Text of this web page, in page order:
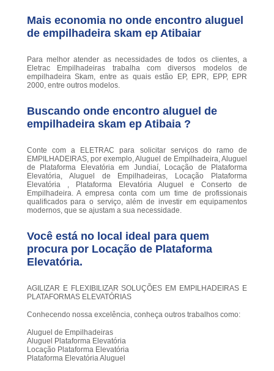
Mais economia no onde encontro aluguel
de empilhadeira skam ep Atibaiar
Para melhor atender as necessidades de todos os clientes, a
Eletrac Empilhadeiras trabalha com diversos modelos de
empilhadeira Skam, entre as quais estão EP, EPR, EPP, EPR
2000, entre outros modelos.
Buscando onde encontro aluguel de
empilhadeira skam ep Atibaia ?
Conte com a ELETRAC para solicitar serviços do ramo de
EMPILHADEIRAS, por exemplo, Aluguel de Empilhadeira, Aluguel
de Plataforma Elevatória em Jundiaí, Locação de Plataforma
Elevatória, Aluguel de Empilhadeiras, Locação Plataforma
Elevatória , Plataforma Elevatória Aluguel e Conserto de
Empilhadeira. A empresa conta com um time de profissionais
qualificados para o serviço, além de investir em equipamentos
modernos, que se ajustam a sua necessidade.
Você está no local ideal para quem
procura por Locação de Plataforma
Elevatória.
AGILIZAR E FLEXIBILIZAR SOLUÇÕES EM EMPILHADEIRAS E
PLATAFORMAS ELEVATÓRIAS
Conhecendo nossa excelência, conheça outros trabalhos como:
Aluguel de Empilhadeiras
Aluguel Plataforma Elevatória
Locação Plataforma Elevatória
Plataforma Elevatória Aluguel